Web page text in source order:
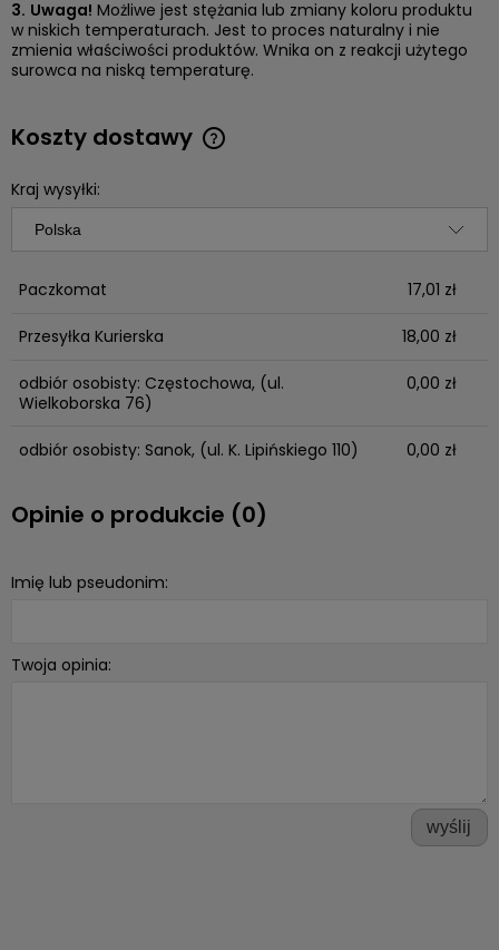
3. Uwaga! Możliwe jest stężania lub zmiany koloru produktu
w niskich temperaturach. Jest to proces naturalny i nie
zmienia właściwości produktów. Wnika on z reakcji użytego
surowca na niską temperaturę.
Koszty dostawy
Cena nie zawiera ewentualnych kosztów płatności
Kraj wysyłki:
Paczkomat 17,01 zł
Przesyłka Kurierska 18,00 zł
odbiór osobisty: Częstochowa, (ul.
Wielkoborska 76)
0,00 zł
odbiór osobisty: Sanok, (ul. K. Lipińskiego 110) 0,00 zł
Opinie o produkcie (0)
Imię lub pseudonim:
Twoja opinia:
wyślij